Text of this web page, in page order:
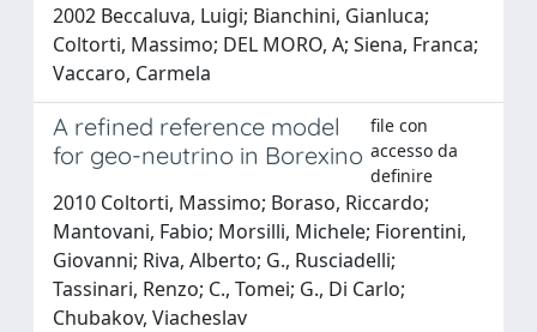
2002 Beccaluva, Luigi; Bianchini, Gianluca;
Coltorti, Massimo; DEL MORO, A; Siena, Franca;
Vaccaro, Carmela
A refined reference model
for geo-neutrino in Borexino
file con
accesso da
definire
2010 Coltorti, Massimo; Boraso, Riccardo;
Mantovani, Fabio; Morsilli, Michele; Fiorentini,
Giovanni; Riva, Alberto; G., Rusciadelli;
Tassinari, Renzo; C., Tomei; G., Di Carlo;
Chubakov, Viacheslav